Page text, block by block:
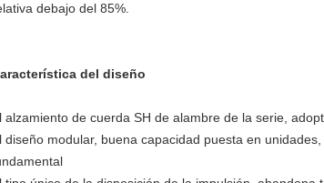
debajo del 85%.
del diseño
alzamiento de cuerda SH de alambre de la serie,
diseño modular, buena capacidad puesta en